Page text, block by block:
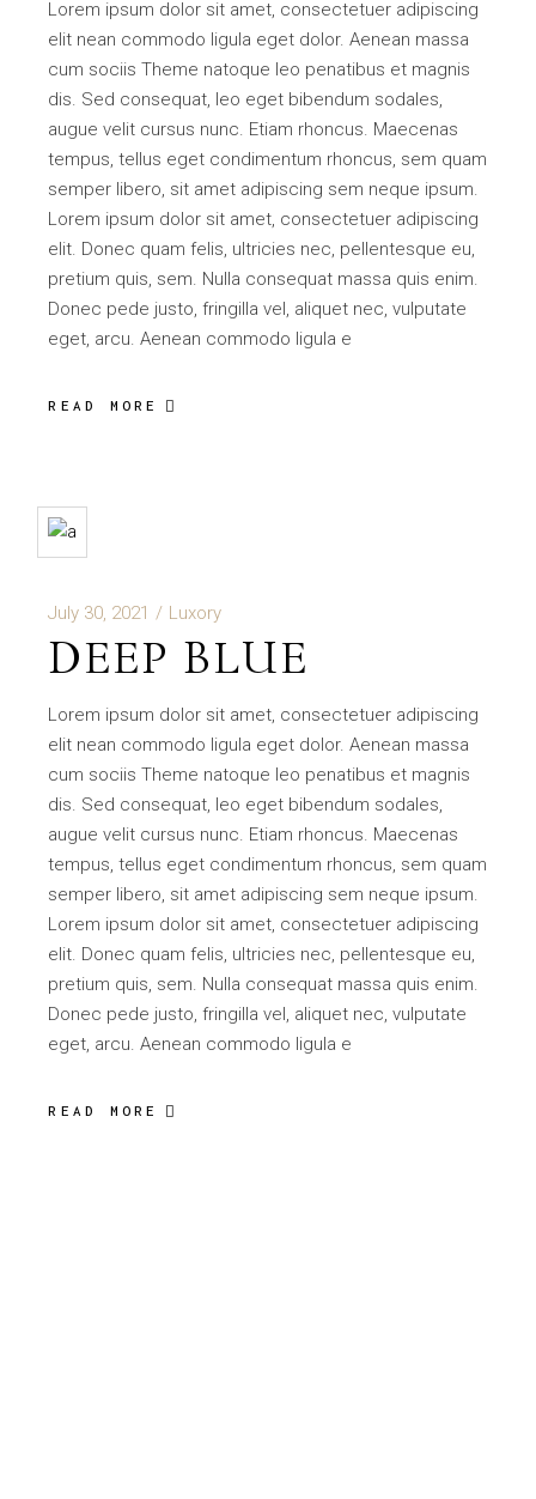
Lorem ipsum dolor sit amet, consectetuer adipiscing
elit nean commodo ligula eget dolor. Aenean massa
cum sociis Theme natoque leo penatibus et magnis
dis. Sed consequat, leo eget bibendum sodales,
augue velit cursus nunc. Etiam rhoncus. Maecenas
tempus, tellus eget condimentum rhoncus, sem quam
semper libero, sit amet adipiscing sem neque ipsum.
Lorem ipsum dolor sit amet, consectetuer adipiscing
elit. Donec quam felis, ultricies nec, pellentesque eu,
pretium quis, sem. Nulla consequat massa quis enim.
Donec pede justo, fringilla vel, aliquet nec, vulputate
eget, arcu. Aenean commodo ligula e
READ MORE
July 30, 2021 Luxory
DEEP BLUE
Lorem ipsum dolor sit amet, consectetuer adipiscing
elit nean commodo ligula eget dolor. Aenean massa
cum sociis Theme natoque leo penatibus et magnis
dis. Sed consequat, leo eget bibendum sodales,
augue velit cursus nunc. Etiam rhoncus. Maecenas
tempus, tellus eget condimentum rhoncus, sem quam
semper libero, sit amet adipiscing sem neque ipsum.
Lorem ipsum dolor sit amet, consectetuer adipiscing
elit. Donec quam felis, ultricies nec, pellentesque eu,
pretium quis, sem. Nulla consequat massa quis enim.
Donec pede justo, fringilla vel, aliquet nec, vulputate
eget, arcu. Aenean commodo ligula e
READ MORE